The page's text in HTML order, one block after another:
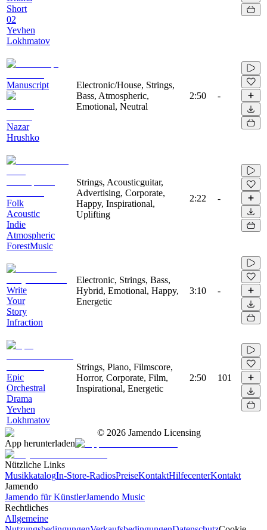
Short
02
Yevhen
Lokhmatov
Manuscript
Nazar
Hrushko
Electronic/House, Strings,
Bass, Atmospheric,
Emotional, Neutral
2:50 -
Folk
Acoustic
Indie
Atmospheric
ForestMusic
Strings, Acousticguitar,
Advertising, Corporate,
Happy, Inspirational,
Uplifting
2:22 -
Write
Your
Story
Infraction
Electronic, Strings, Bass,
Hybrid, Emotional, Happy,
Energetic
3:10 -
Epic
Orchestral
Drama
Yevhen
Lokhmatov
Strings, Piano, Filmscore,
Horror, Corporate, Film,
Inspirational, Energetic
2:50 101
© 2026 Jamendo Licensing
App herunterladen
Nützliche Links
MusikkatalogIn-Store-RadiosPreiseKontaktHilfecenterKontakt
Jamendo
Jamendo für KünstlerJamendo Music
Rechtliches
Allgemeine